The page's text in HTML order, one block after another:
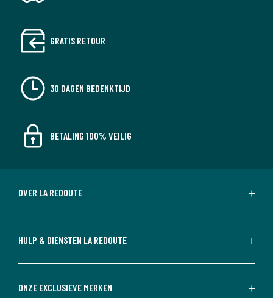
GRATIS RETOUR
30 DAGEN BEDENKTIJD
BETALING 100% VEILIG
OVER LA REDOUTE
HULP & DIENSTEN LA REDOUTE
ONZE EXCLUSIEVE MERKEN